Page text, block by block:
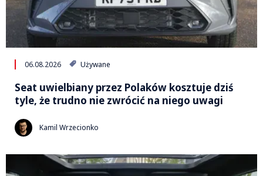
06.08.2026 Używane
Seat uwielbiany przez Polaków kosztuje dziś
tyle, że trudno nie zwrócić na niego uwagi
Kamil Wrzecionko